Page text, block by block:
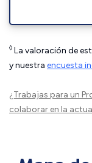
◊ La valoración de
y nuestra encuesta
¿Trabajas para un
colaborar en la